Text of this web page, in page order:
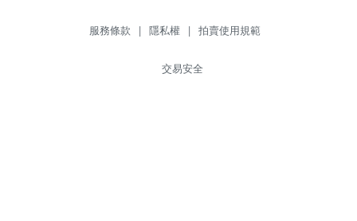
服務條款 | 隱私權 | 拍賣使用規範
交易安全